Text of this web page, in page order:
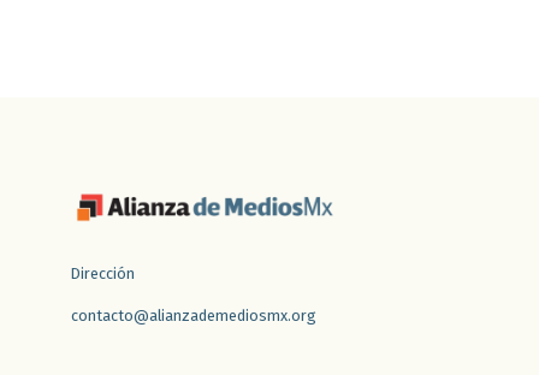
Dirección
contacto@alianzademediosmx.org